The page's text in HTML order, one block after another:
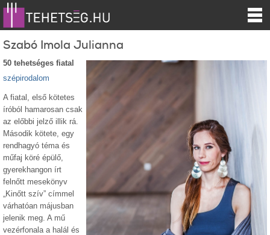
Szabó Imola Julianna
50 tehetséges fiatal
szépirodalom
A fiatal, első kötetes
íróból hamarosan csak
az előbbi jelző illik rá.
Második kötete, egy
rendhagyó téma és
műfaj köré épülő,
gyerekhangon írt
felnőtt mesekönyv
„Kinőtt szív” címmel
várhatóan májusban
jelenik meg. A mű
vezérfonala a halál és